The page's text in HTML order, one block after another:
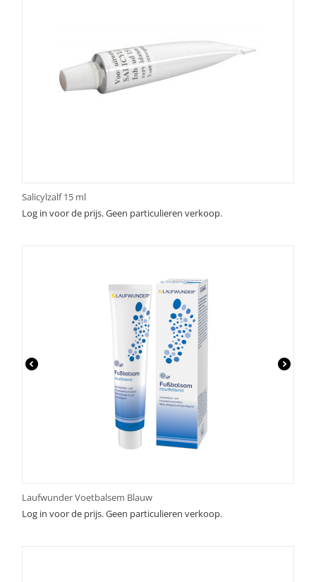
Salicylzalf 15 ml
Log in voor de prijs. Geen particulieren verkoop.
Laufwunder Voetbalsem Blauw
Log in voor de prijs. Geen particulieren verkoop.